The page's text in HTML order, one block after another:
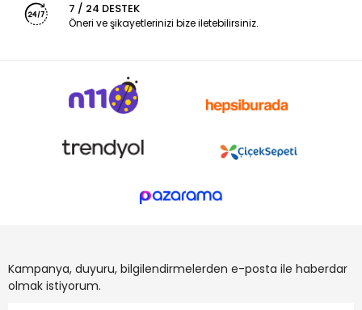
7 / 24 DESTEK
Öneri ve şikayetlerinizi bize iletebilirsiniz.
Kampanya, duyuru, bilgilendirmelerden e-posta ile haberdar
olmak istiyorum.